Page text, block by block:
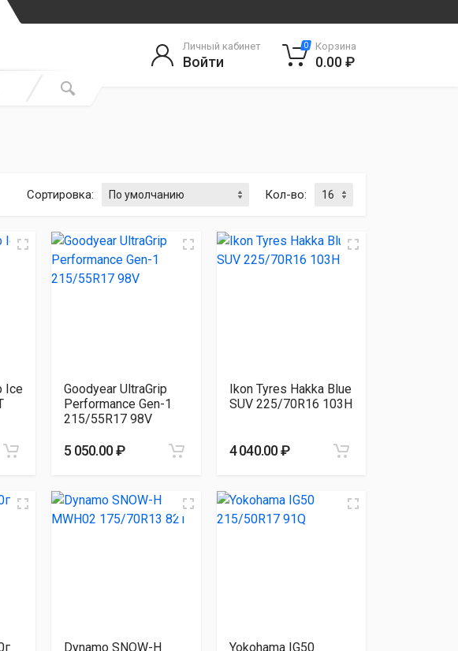
Личный кабинет
Войти
0 Корзина
0.00 ₽
Сортировка: Кол-во:
Ice
Goodyear UltraGrip
Performance Gen-1
215/55R17 98V
5 050.00 ₽
Ikon Tyres Hakka Blue
SUV 225/70R16 103H
4 040.00 ₽
Dynamo SNOW-H
Yokohama IG50